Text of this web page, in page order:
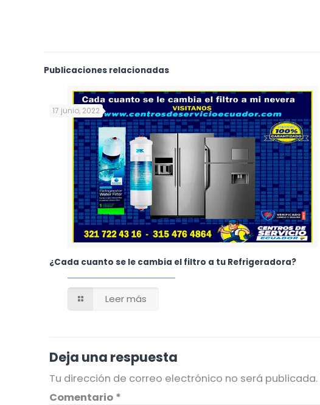
Publicaciones relacionadas
17 junio, 2022
¿Cada cuanto se le cambia el filtro a tu Refrigeradora?
Leer más
Deja una respuesta
Tu dirección de correo electrónico no será publicada.
Comentario *